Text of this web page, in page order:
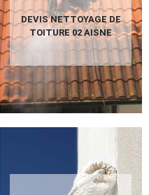
DEVIS NETTOYAGE DE
TOITURE 02 AISNE